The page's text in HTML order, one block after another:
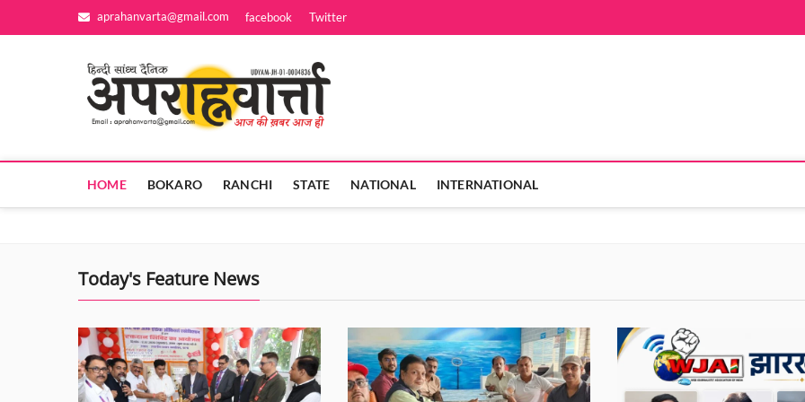
aprahanvarta@gmail.com facebook Twitter
AprahanVarta
आज की ख़बर आज ही
HOME BOKARO RANCHI STATE NATIONAL INTERNATIONAL
Today's Feature News